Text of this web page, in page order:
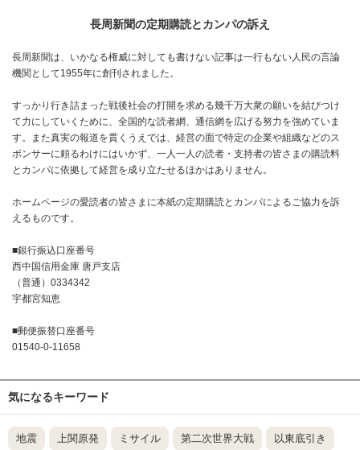
長周新聞の定期購読とカンパの訴え
長周新聞は、いかなる権威に対しても書けない記事は一行もない人民の言論
機関として1955年に創刊されました。
すっかり行き詰まった戦後社会の打開を求める幾千万大衆の願いを結びつけ
て力にしていくために、全国的な読者網、通信網を広げる努力を強めていま
す。また真実の報道を貫くうえでは、経営の面で特定の企業や組織などのス
ポンサーに頼るわけにはいかず、一人一人の読者・支持者の皆さまの購読料
とカンパに依拠して経営を成り立たせるほかはありません。
ホームページの愛読者の皆さまに本紙の定期購読とカンパによるご協力を訴
えるものです。
■銀行振込口座番号
西中国信用金庫 唐戸支店
（普通）0334342
宇都宮知恵
■郵便振替口座番号
01540-0-11658
気になるキーワード
地震 上関原発 ミサイル 第二次世界大戦 以東底引き